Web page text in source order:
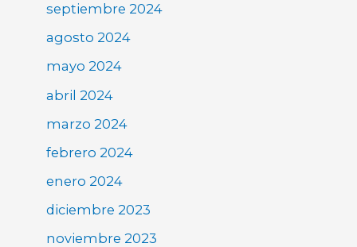
septiembre 2024
agosto 2024
mayo 2024
abril 2024
marzo 2024
febrero 2024
enero 2024
diciembre 2023
noviembre 2023